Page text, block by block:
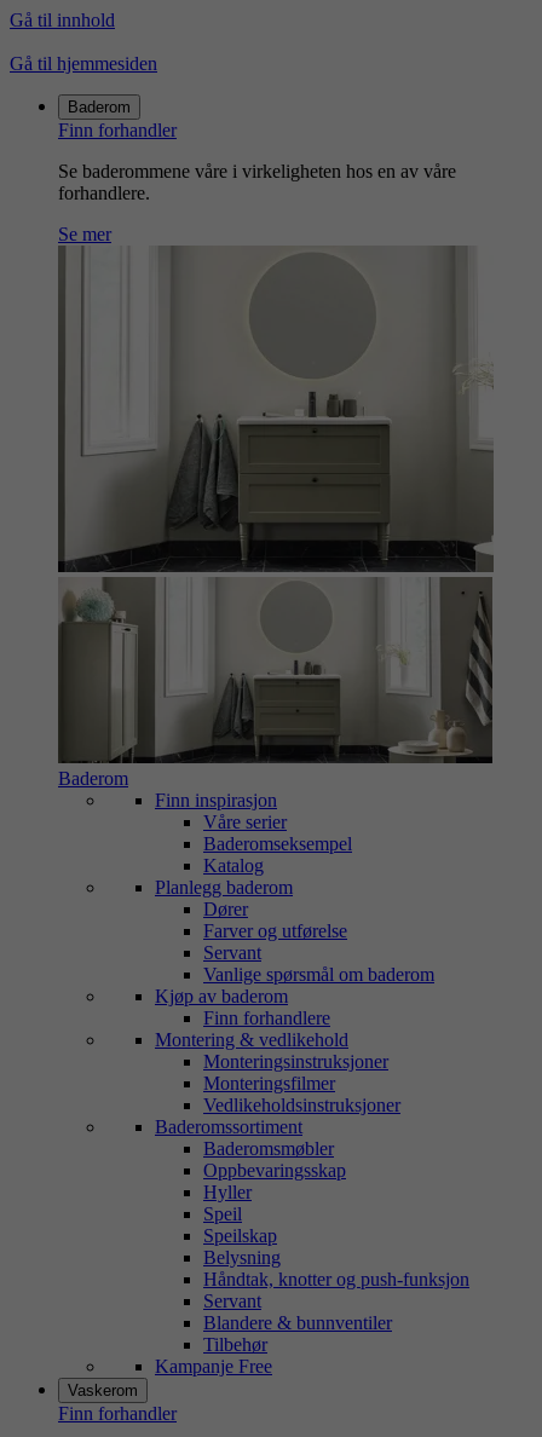
Gå til innhold
Gå til hjemmesiden
Baderom
Finn forhandler
Se baderommene våre i virkeligheten hos en av våre
forhandlere.
Se mer
Baderom
Finn inspirasjon
Våre serier
Baderomseksempel
Katalog
Planlegg baderom
Dører
Farver og utførelse
Servant
Vanlige spørsmål om baderom
Kjøp av baderom
Finn forhandlere
Montering & vedlikehold
Monteringsinstruksjoner
Monteringsfilmer
Vedlikeholdsinstruksjoner
Baderomssortiment
Baderomsmøbler
Oppbevaringsskap
Hyller
Speil
Speilskap
Belysning
Håndtak, knotter og push-funksjon
Servant
Blandere & bunnventiler
Tilbehør
Kampanje Free
Vaskerom
Finn forhandler